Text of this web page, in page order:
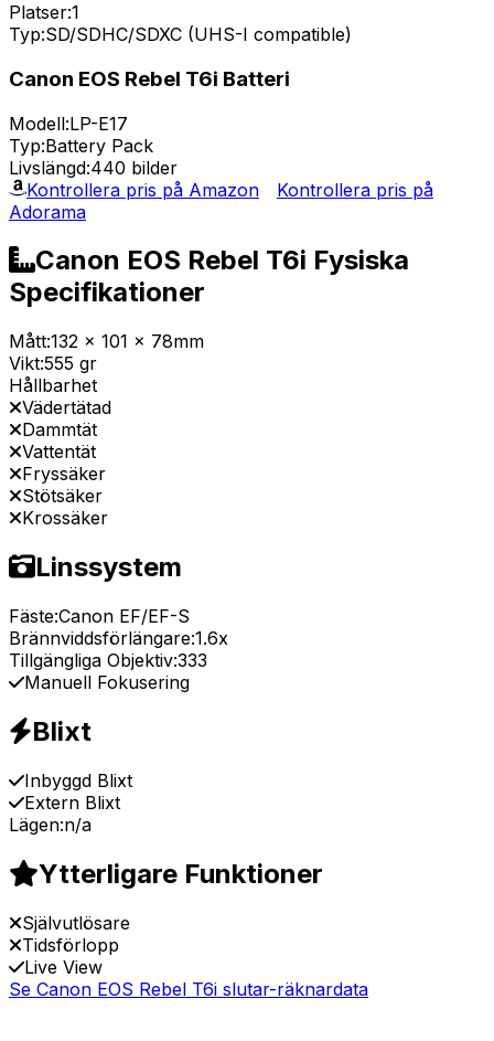
Platser:1
Typ:SD/SDHC/SDXC (UHS-I compatible)
Canon EOS Rebel T6i Batteri
Modell:LP-E17
Typ:Battery Pack
Livslängd:440 bilder
Kontrollera pris på Amazon
Kontrollera pris på
Adorama
Canon EOS Rebel T6i Fysiska
Specifikationer
Mått:132 x 101 x 78mm
Vikt:555 gr
Hållbarhet
Vädertätad
Dammtät
Vattentät
Fryssäker
Stötsäker
Krossäker
Linssystem
Fäste:Canon EF/EF-S
Brännviddsförlängare:1.6x
Tillgängliga Objektiv:333
Manuell Fokusering
Blixt
Inbyggd Blixt
Extern Blixt
Lägen:n/a
Ytterligare Funktioner
Självutlösare
Tidsförlopp
Live View
Se Canon EOS Rebel T6i slutar-räknardata